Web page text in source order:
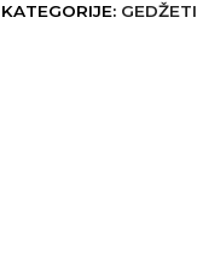
KATEGORIJE: GEDŽETI